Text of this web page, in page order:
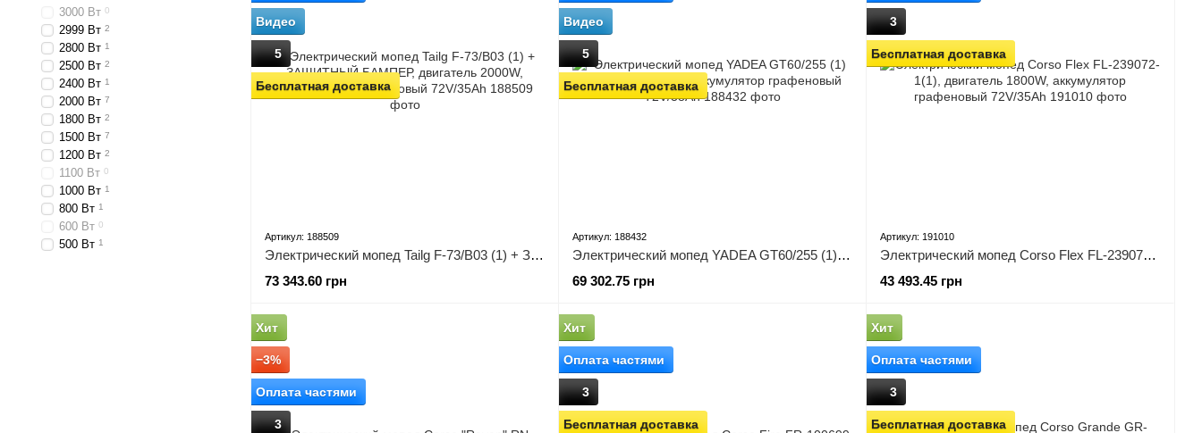
Видео
5
Бесплатная доставка
Артикул: 188509
Электрический мопед Tailg F-73/B03 (1) + ЗАЩИТНЫЙ БАМПЕР, двигатель 2000W, аккумулятор графеновый 72V/35Ah
73 343.60 грн
Видео
5
Бесплатная доставка
Артикул: 188432
Электрический мопед YADEA GT60/255 (1) двигатель 2400W, аккумулятор графеновый 72V/38Ah
69 302.75 грн
3
Бесплатная доставка
Артикул: 191010
Электрический мопед Corso Flex FL-239072-1(1), двигатель 1800W, аккумулятор графеновый 72V/35Ah
43 493.45 грн
Хит
−3%
Оплата частями
3
Хит
Оплата частями
3
Бесплатная доставка
Хит
Оплата частями
3
Бесплатная доставка
3000 Вт 0
2999 Вт 2
2800 Вт 1
2500 Вт 2
2400 Вт 1
2000 Вт 7
1800 Вт 2
1500 Вт 7
1200 Bт 2
1100 Вт 0
1000 Вт 1
800 Вт 1
600 Вт 0
500 Вт 1